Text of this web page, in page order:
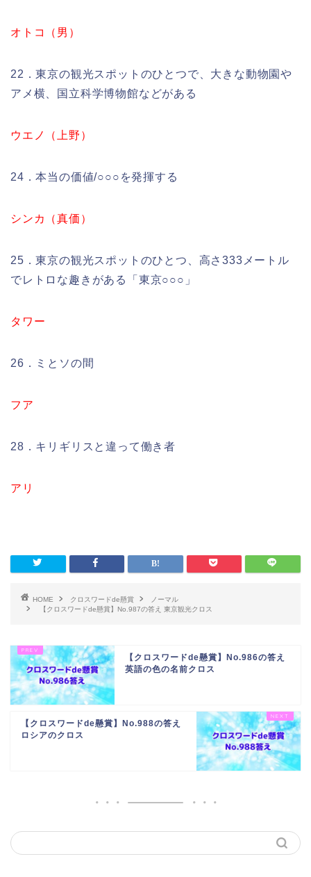
オトコ（男）
22．東京の観光スポットのひとつで、大きな動物園や
アメ横、国立科学博物館などがある
ウエノ（上野）
24．本当の価値/○○○を発揮する
シンカ（真価）
25．東京の観光スポットのひとつ、高さ333メートル
でレトロな趣きがある「東京○○○」
タワー
26．ミとソの間
フア
28．キリギリスと違って働き者
アリ
HOME クロスワードde懸賞
ノーマル
【クロスワードde懸賞】No.987の答え 東京観光クロス
【クロスワードde懸賞】No.986の答え
英語の色の名前クロス
【クロスワードde懸賞】No.988の答え
ロシアのクロス